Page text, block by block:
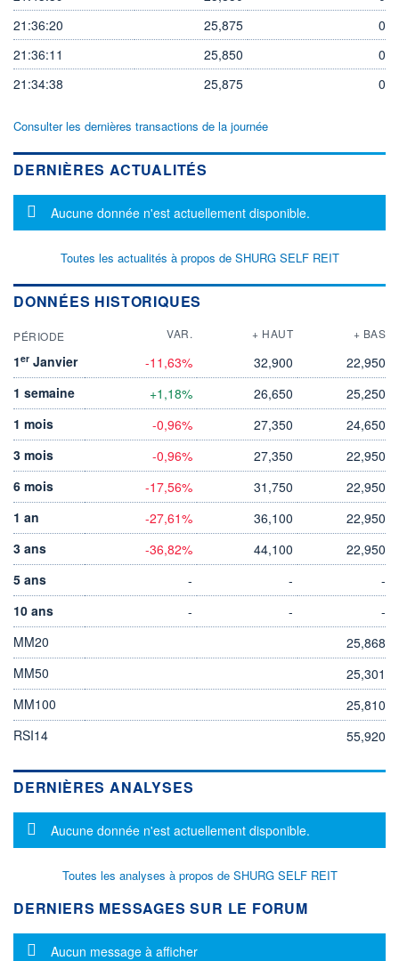
21:36:20
25,875
0
21:36:11
25,850
0
21:34:38
25,875 0
Consulter les dernières transactions de la journée
DERNIÈRES ACTUALITÉS
Message d'information
Aucune donnée n'est actuellement disponible.
Toutes les actualités à propos de SHURG SELF REIT
DONNÉES HISTORIQUES
PÉRIODE VAR. + HAUT + BAS
1er Janvier -11,63% 32,900
22,950
1 semaine
+1,18% 26,650
25,250
1 mois
-0,96% 27,350
24,650
3 mois
-0,96% 27,350
22,950
6 mois
-17,56% 31,750
22,950
1 an
-27,61% 36,100
22,950
3 ans
-36,82% 44,100
22,950
5 ans
- -
-
10 ans
- -
-
MM20
25,868
MM50
25,301
MM100
25,810
RSI14
55,920
DERNIÈRES ANALYSES
Message d'information
Aucune donnée n'est actuellement disponible.
Toutes les analyses à propos de SHURG SELF REIT
DERNIERS MESSAGES SUR LE FORUM
Message d'information
Aucun message à afficher